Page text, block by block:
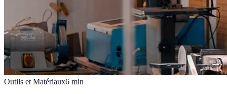
Outils et Matériaux6 min